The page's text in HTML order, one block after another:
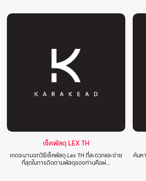
เช็คพัสดุ LEX TH
เกดจะมาบอกวิธีเช็คพัสดุ Lex TH ที่สะดวกและง่าย
ที่สุดในการติดตามพัสดุของท่านคือผ่…
ค้นห